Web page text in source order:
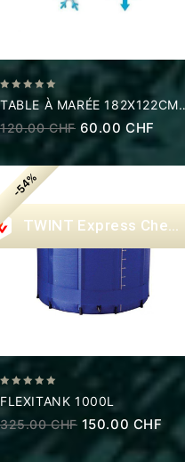
of
TABLE À MARÉE 182X122CM
QUALIPLAST
120.00CHF 60.00CHF
-54%
Express
of
FLEXITANK 1000L
325.00CHF 150.00 CHF